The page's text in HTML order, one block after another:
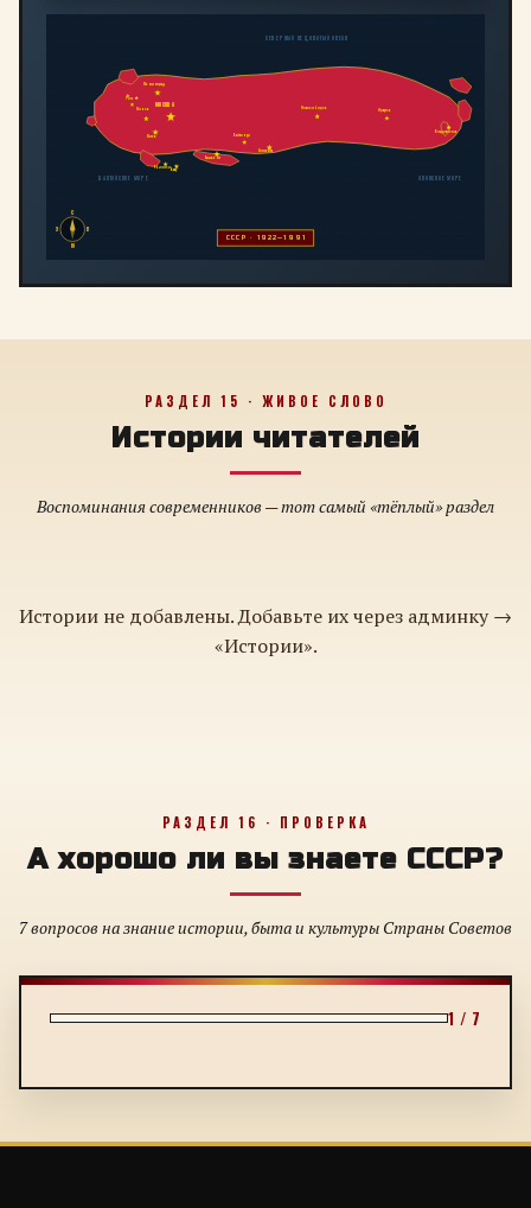
МОСКВА
Ленинград
Киев
Минск
Ташкент
Алма-Ата
Байконур
Новосибирск Иркутск
Владивосток
ТбилисиБаку
Рига
С
Ю
З
В
СССР · 1922—1991
БАЛТИЙСКОЕ МОРЕ
СЕВЕРНЫЙ ЛЕДОВИТЫЙ ОКЕАН
ЯПОНСКОЕ МОРЕ
РАЗДЕЛ 15 · ЖИВОЕ СЛОВО
Истории читателей
Воспоминания современников — тот самый «тёплый» раздел
Истории не добавлены. Добавьте их через админку →
«Истории».
РАЗДЕЛ 16 · ПРОВЕРКА
А хорошо ли вы знаете СССР?
7 вопросов на знание истории, быта и культуры Страны Советов
1 / 7